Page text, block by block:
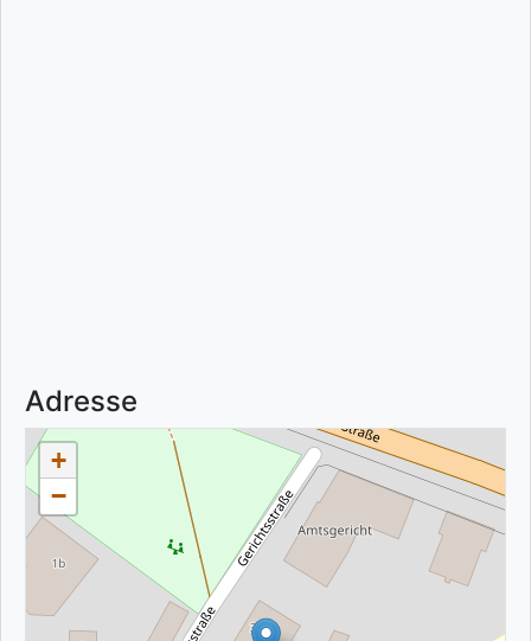
Adresse
+
−